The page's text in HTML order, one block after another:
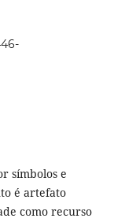
símbolos e
é artefato
como recurso